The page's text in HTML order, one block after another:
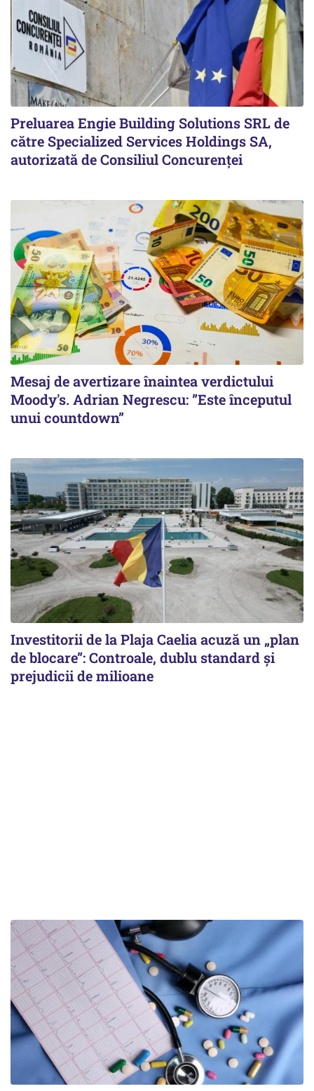
Preluarea Engie Building Solutions SRL de
către Specialized Services Holdings SA,
autorizată de Consiliul Concurenţei
Mesaj de avertizare înaintea verdictului
Moody's. Adrian Negrescu: ”Este începutul
unui countdown”
Investitorii de la Plaja Caelia acuză un „plan
de blocare”: Controale, dublu standard și
prejudicii de milioane